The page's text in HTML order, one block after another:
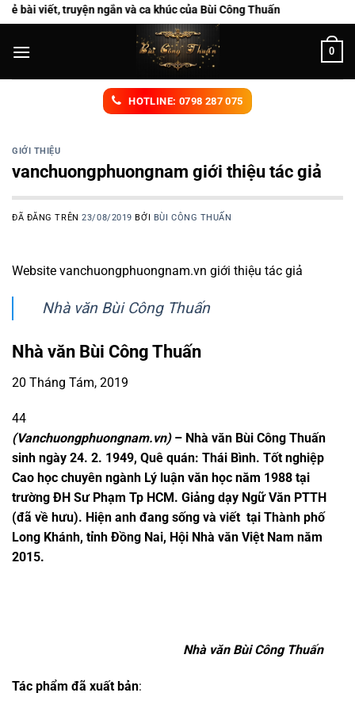
Chuyển
đến
nội
viết, truyện ngắn và ca khúc của Bùi Công Thuấn
0
HOTLINE: 0798 287 075
GIỚI THIỆU
vanchuongphuongnam giới thiệu tác giả
ĐÃ ĐĂNG TRÊN23/08/2019 BỞI BÙI CÔNG THUẤN
Website vanchuongphuongnam.vn giới thiệu tác giả
Nhà văn Bùi Công Thuấn
Nhà văn Bùi Công Thuấn
20 Tháng Tám, 2019
44
(Vanchuongphuongnam.vn)– Nhà văn Bùi Công Thuấn
sinh ngày 24. 2. 1949, Quê quán: Thái Bình. Tốt nghiệp
Cao học chuyên ngành Lý luận văn học năm 1988 tại
trường ĐH Sư Phạm Tp HCM. Giảng dạy Ngữ Văn PTTH
(đã về hưu). Hiện anh đang sống và viết tại Thành phố
Long Khánh, tỉnh Đồng Nai, Hội Nhà văn Việt Nam năm
2015.
Nhà văn Bùi Công Thuấn
Tác phẩm đã xuất bản: